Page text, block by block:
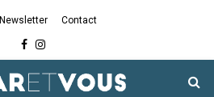
Newsletter Contact
Facebook
Instagram